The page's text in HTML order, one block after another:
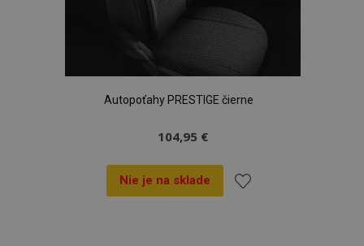
Autopoťahy PRESTIGE čierne
104,95 €
Nie je na sklade